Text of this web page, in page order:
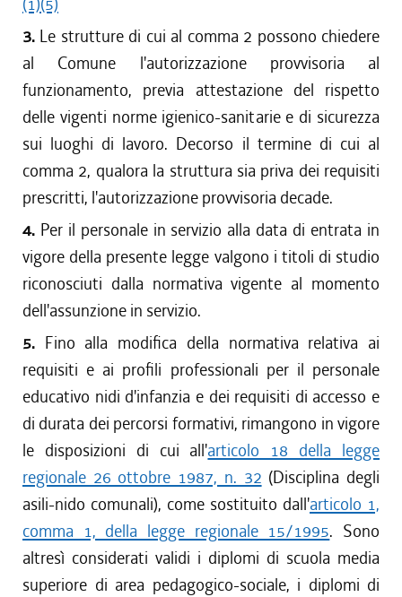
3. Le strutture di cui al comma 2 possono chiedere
al Comune l'autorizzazione provvisoria al
funzionamento, previa attestazione del rispetto
delle vigenti norme igienico-sanitarie e di sicurezza
sui luoghi di lavoro. Decorso il termine di cui al
comma 2, qualora la struttura sia priva dei requisiti
prescritti, l'autorizzazione provvisoria decade.
4. Per il personale in servizio alla data di entrata in
vigore della presente legge valgono i titoli di studio
riconosciuti dalla normativa vigente al momento
dell'assunzione in servizio.
5. Fino alla modifica della normativa relativa ai
requisiti e ai profili professionali per il personale
educativo nidi d'infanzia e dei requisiti di accesso e
di durata dei percorsi formativi, rimangono in vigore
le disposizioni di cui all'articolo 18 della legge
regionale 26 ottobre 1987, n. 32 (Disciplina degli
asili-nido comunali), come sostituito dall'articolo 1,
comma 1, della legge regionale 15/1995. Sono
altresì considerati validi i diplomi di scuola media
superiore di area pedagogico-sociale, i diplomi di